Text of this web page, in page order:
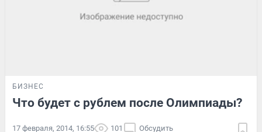
БИЗНЕС
Что будет с рублем после Олимпиады?
17 февраля, 2014, 16:55 101 Обсудить